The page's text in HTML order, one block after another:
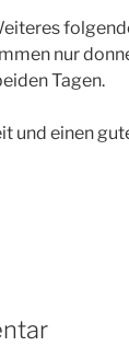
nur
Tagen.
und einen